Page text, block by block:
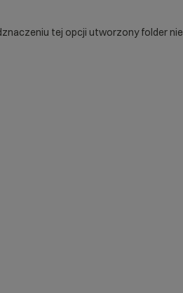
tej opcji utworzony folder nie